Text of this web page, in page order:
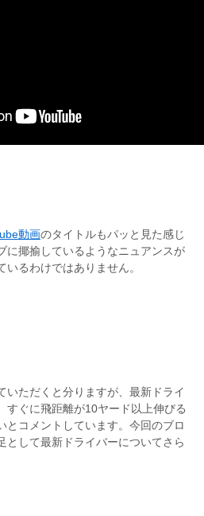
動画のタイトルもパッと見た感じ
に揶揄しているようなニュアンスが
るわけではありません。
いただくと分りますが、最新ドライ
すぐに飛距離が10ヤード以上伸びる
とコメントしています。今回のブロ
として最新ドライバーについてさら